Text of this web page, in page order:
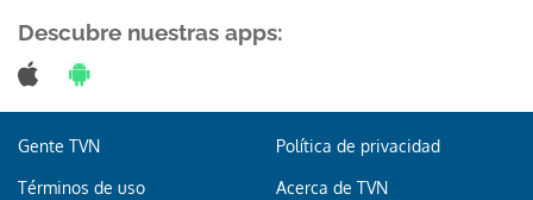
Descubre nuestras apps:
Gente TVN Política de privacidad
Términos de uso Acerca de TVN